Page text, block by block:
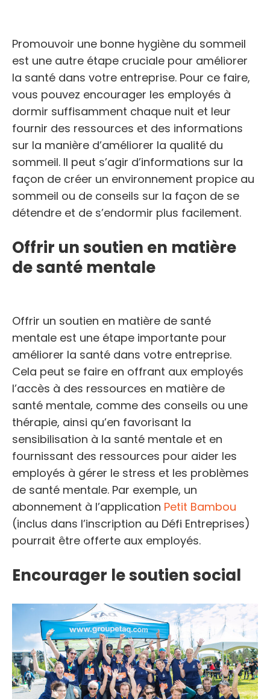
Promouvoir une bonne hygiène du sommeil
est une autre étape cruciale pour améliorer
la santé dans votre entreprise. Pour ce faire,
vous pouvez encourager les employés à
dormir suffisamment chaque nuit et leur
fournir des ressources et des informations
sur la manière d’améliorer la qualité du
sommeil. Il peut s’agir d’informations sur la
façon de créer un environnement propice au
sommeil ou de conseils sur la façon de se
détendre et de s’endormir plus facilement.
Offrir un soutien en matière
de santé mentale
Offrir un soutien en matière de santé
mentale est une étape importante pour
améliorer la santé dans votre entreprise.
Cela peut se faire en offrant aux employés
l’accès à des ressources en matière de
santé mentale, comme des conseils ou une
thérapie, ainsi qu’en favorisant la
sensibilisation à la santé mentale et en
fournissant des ressources pour aider les
employés à gérer le stress et les problèmes
de santé mentale. Par exemple, un
abonnement à l’application Petit Bambou
(inclus dans l’inscription au Défi Entreprises)
pourrait être offerte aux employés.
Encourager le soutien social